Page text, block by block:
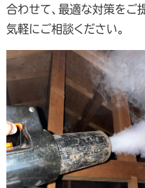
合わせて、最適な対策をご
気軽にご相談ください。